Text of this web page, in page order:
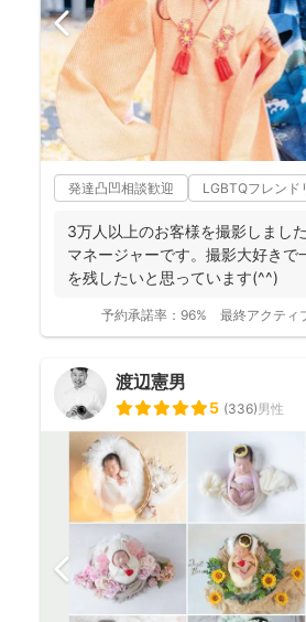
発達凸凹相談歓迎 LGBTQフレンド
3万人以上のお客様を撮影しまし
マネージャーです。撮影大好きで
を残したいと思っています(^^)
予約承諾率： 96% 最終アクティ
渡辺憲男
5 (336)男性